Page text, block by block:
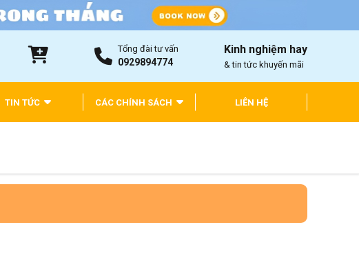
Tổng đài tư vấn
0929894774
Kinh nghiệm hay
& tin tức khuyến mãi
TIN TỨC CÁC CHÍNH SÁCH LIÊN HỆ